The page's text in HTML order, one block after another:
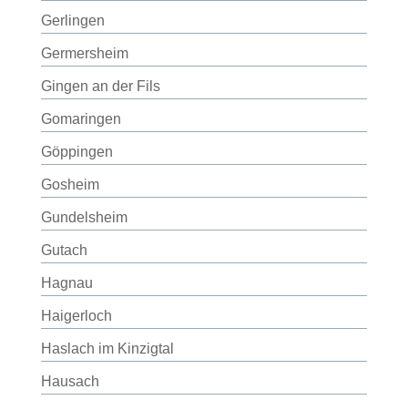
Gerlingen
Germersheim
Gingen an der Fils
Gomaringen
Göppingen
Gosheim
Gundelsheim
Gutach
Hagnau
Haigerloch
Haslach im Kinzigtal
Hausach